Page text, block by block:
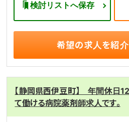
検討リストへ保存
希望の求人を紹介
【静岡県西伊豆町】 年間休日
て働ける病院薬剤師求人です。